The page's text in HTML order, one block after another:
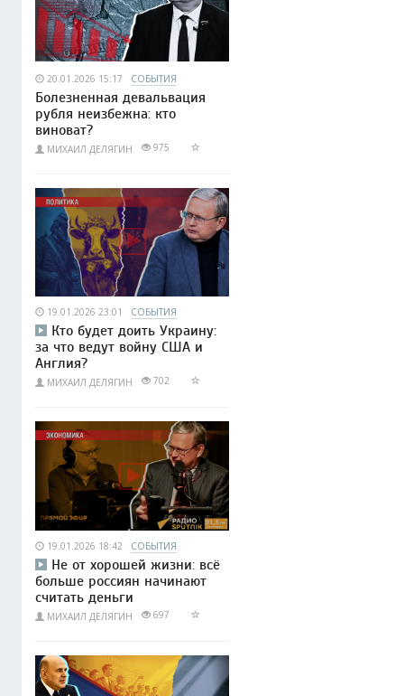
20.01.2026 15:17 СОБЫТИЯ
Болезненная девальвация
рубля неизбежна: кто
виноват?
МИХАИЛ ДЕЛЯГИН 975
19.01.2026 23:01 СОБЫТИЯ
Кто будет доить Украину:
за что ведут войну США и
Англия?
МИХАИЛ ДЕЛЯГИН 702
19.01.2026 18:42 СОБЫТИЯ
Не от хорошей жизни: всё
больше россиян начинают
считать деньги
МИХАИЛ ДЕЛЯГИН 697